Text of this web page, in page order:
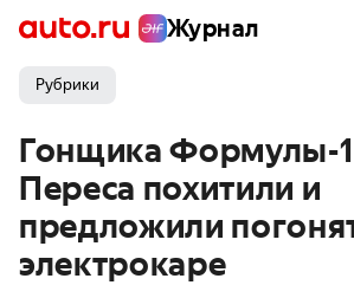
Журнал
Рубрики
Гонщика Формулы-
Переса похитили и
предложили
электрокаре